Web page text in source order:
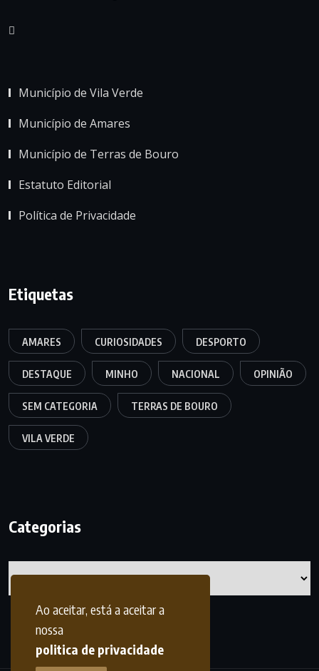
Ao aceitar, está a aceitar a
nossa
politica de privacidade
Município de Vila Verde
Município de Amares
Município de Terras de Bouro
Estatuto Editorial
Política de Privacidade
Etiquetas
AMARES CURIOSIDADES DESPORTO
DESTAQUE MINHO NACIONAL OPINIÃO
SEM CATEGORIA TERRAS DE BOURO
VILA VERDE
Categorias